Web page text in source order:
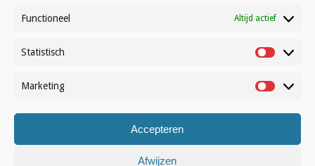
Functioneel Altijd actief
Statistisch Statistisch
Marketing
Accepteren
Afwijzen
Contact
© Volleynews.be2026
Algemene voorwaarden|Privacy